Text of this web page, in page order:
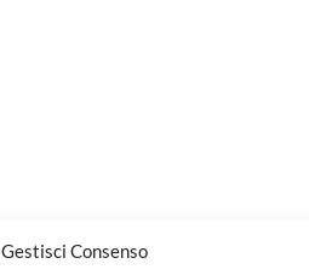
Gestisci Consenso